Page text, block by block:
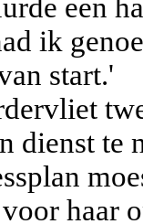
een
ik
start.'
dienst te
haar